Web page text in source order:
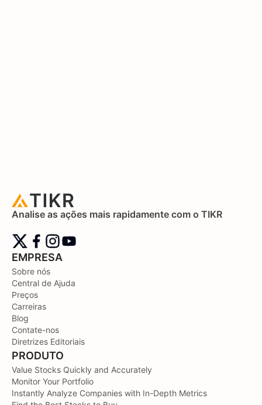
Analise as ações mais rapidamente com o TIKR
EMPRESA
Sobre nós
Central de Ajuda
Preços
Carreiras
Blog
Contate-nos
Diretrizes Editoriais
PRODUTO
Value Stocks Quickly and Accurately
Monitor Your Portfolio
Instantly Analyze Companies with In-Depth Metrics